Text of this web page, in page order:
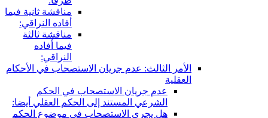
مناقشة ثانية فيما
أفاده النراقي:
مناقشة ثالثة
فيما أفاده
النراقي:
الأمر الثالث: عدم جريان الاستصحاب في الأحكام
العقلية
عدم جريان الاستصحاب في الحكم
الشرعي المستند إلى الحكم العقلي أيضا:
هل يجري الاستصحاب في موضوع الحكم